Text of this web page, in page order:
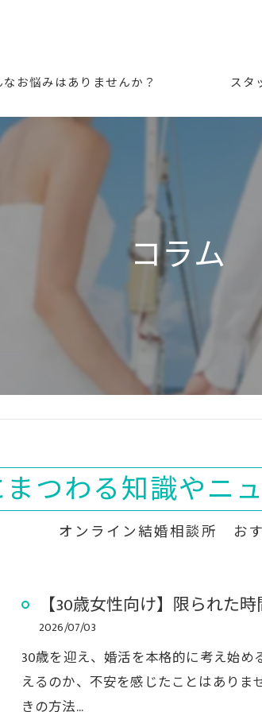
お悩みはありませんか？ スタ
コラム
つわる知識やニ
オンライン結婚相談所 お
【30歳女性向け】限られた
2026/07/03
30歳を迎え、婚活を本格的に考え始
えるのか、不安を感じたことはあり
きの方法…